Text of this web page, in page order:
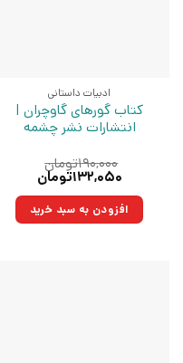
ادبیات داستانی
کتاب گورهای گاوچران |
انتشارات نشر چشمه
۱۹۰,۰۰۰تومان
قیمت
۱۹۰,۰۰۰تومان
بود.
۱۳۲,۰۵۰تومان
۱۳۲,۰۵۰تومان.افزودن به سبد خرید